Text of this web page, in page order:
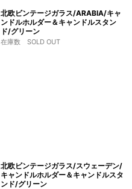
北欧ビンテージガラス/ARABIA/キャ
ンドルホルダー＆キャンドルスタン
ド/グリーン
在庫数 SOLD OUT
北欧ビンテージガラス/スウェーデン/
キャンドルホルダー＆キャンドルスタ
ンド/グリーン